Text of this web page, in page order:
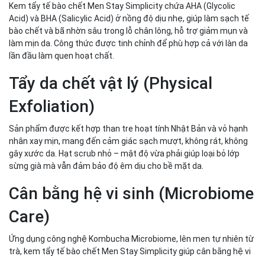
Kem tẩy tế bào chết Men Stay Simplicity chứa AHA (Glycolic
Acid) và BHA (Salicylic Acid) ở nồng độ dịu nhẹ, giúp làm sạch tế
bào chết và bã nhờn sâu trong lỗ chân lông, hỗ trợ giảm mụn và
làm mịn da. Công thức được tinh chỉnh để phù hợp cả với làn da
lần đầu làm quen hoạt chất.
Tẩy da chết vật lý (Physical
Exfoliation)
Sản phẩm được kết hợp than tre hoạt tính Nhật Bản và vỏ hạnh
nhân xay mịn, mang đến cảm giác sạch mượt, không rát, không
gây xước da. Hạt scrub nhỏ – mật độ vừa phải giúp loại bỏ lớp
sừng già mà vẫn đảm bảo độ êm dịu cho bề mặt da.
Cân bằng hệ vi sinh (Microbiome
Care)
Ứng dụng công nghệ Kombucha Microbiome, lên men tự nhiên từ
trà, kem tẩy tế bào chết Men Stay Simplicity giúp cân bằng hệ vi